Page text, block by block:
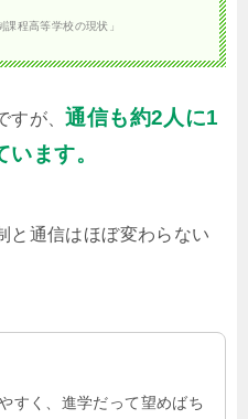
程高等学校の現状」
すが、通信も約2人に1
ます。
と通信はほぼ変わらない
すく、進学だって望めばち